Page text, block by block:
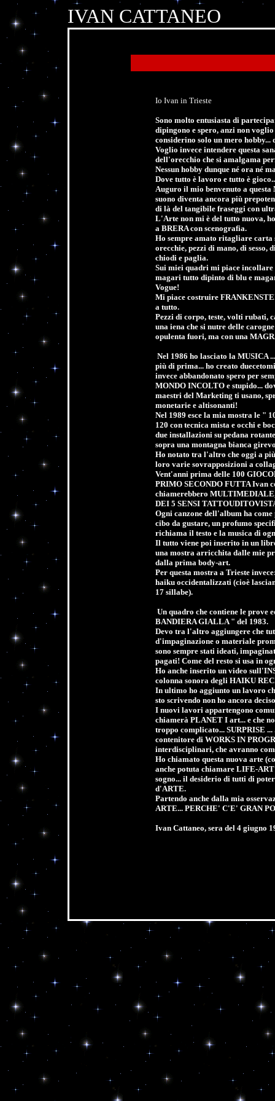
IVAN CATTANEO
Io Ivan in Trieste
Sono molto entusiasta di
dipingono e spero, anzi non
considerino solo un mero
Voglio invece intendere questa
dell'orecchio che si amalgama
Nessun hobby dunque né ora né
Dove tutto è lavoro e tutto è
Auguro il mio benvenuto a
suono diventa ancora più
di là del tangibile fraseggi con
L'Arte non mi è del tutto nuova,
a BRERA con scenografia.
Ho sempre amato ritagliare carta
orecchie, pezzi di mano, di sesso,
chiodi e paglia.
Sui miei quadri mi piace incollare
magari tutto dipinto di blu e
Vogue!
Mi piace costruire
a tutto.
Pezzi di corpo, teste, volti rubati,
una iena che si nutre delle
opulenta fuori, ma con una
Nel 1986 ho lasciato la MUSICA
più di prima... ho creato
invece abbandonato spero per
MONDO INCOLTO e stupido...
maestri del Marketing ti usano,
monetarie e altisonanti!
Nel 1989 esce la mia mostra le "
120 con tecnica mista e occhi e
due installazioni su pedana
sopra una montagna bianca
Ho notato tra l'altro che oggi a
loro varie sovrapposizioni a
Vent'anni prima delle 100
PRIMO SECONDO FUTTA Ivan
chiamerebbero
DEI 5 SENSI
Ogni canzone dell'album ha
cibo da gustare, un profumo
richiama il testo e la musica di
Il tutto viene poi inserito in un
una mostra arricchita dalle mie
dalla prima body-art.
Per questa mostra a Trieste
haiku occidentalizzati (cioè
17 sillabe).
Un quadro che contiene le prove
BANDIERA GIALLA " del 1983.
Devo tra l'altro aggiungere che
d'impaginazione o materiale
sono sempre stati ideati,
pagati! Come del resto si usa in
Ho anche inserito un video
colonna sonora degli HAIKU
In ultimo ho aggiunto un lavoro
sto scrivendo non ho ancora
I nuovi lavori appartengono
chiamerà PLANET I art... e che
troppo complicato... SURPRISE
contenitore di WORKS IN
interdisciplinari, che avranno
Ho chiamato questa nuova arte
anche potuta chiamare LIFE-
sogno... il desiderio di tutti di
d'ARTE.
Partendo anche dalla mia
ARTE... PERCHE' C'E' GRAN
Ivan Cattaneo, sera del 4 giugno